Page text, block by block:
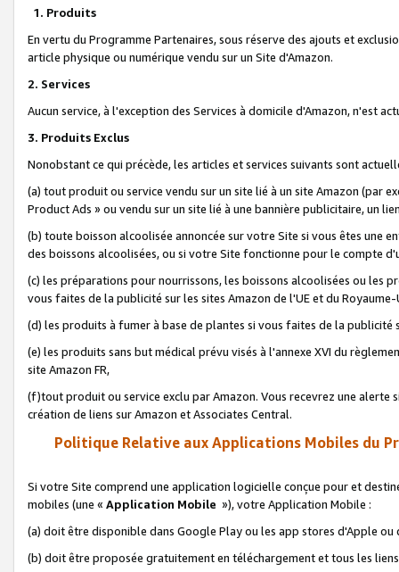
1. Produits
En vertu du Programme Partenaires, sous réserve des ajouts et
article physique ou numérique vendu sur un Site d'Amazon.
2. Services
Aucun service, à l'exception des Services à domicile d'Amazon, n'est
3. Produits Exclus
Nonobstant ce qui précède, les articles et services suivants sont
(a) tout produit ou service vendu sur un site lié à un site Amazon (par
Product Ads » ou vendu sur un site lié à une bannière publicitaire, un
(b) toute boisson alcoolisée annoncée sur votre Site si vous êtes une
des boissons alcoolisées, ou si votre Site fonctionne pour le compte
(c) les préparations pour nourrissons, les boissons alcoolisées ou les
vous faites de la publicité sur les sites Amazon de l'UE et du Royaume-
(d) les produits à fumer à base de plantes si vous faites de la publicité
(e) les produits sans but médical prévu visés à l'annexe XVI du
site Amazon FR,
(f)tout produit ou service exclu par Amazon. Vous recevrez une alerte
création de liens sur Amazon et Associates Central.
Politique Relative aux Applications Mobiles du
Si votre Site comprend une application logicielle conçue pour et
mobiles (une « Application Mobile »), votre Application Mobile :
(a) doit être disponible dans Google Play ou les app stores d'Apple ou
(b) doit être proposée gratuitement en téléchargement et tous les